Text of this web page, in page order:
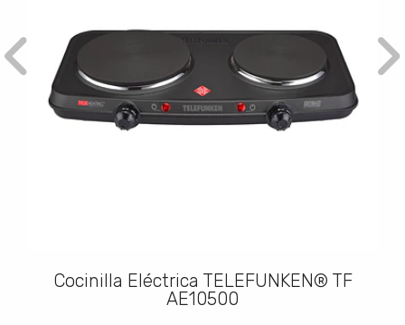
Cocinilla Eléctrica TELEFUNKEN® TF
AE10500